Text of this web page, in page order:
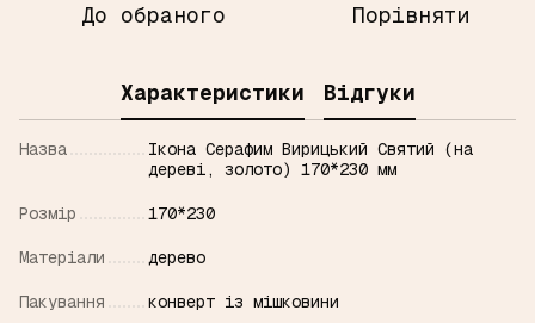
До обраного Порівняти
Характеристики Відгуки
Назва
Ікона Серафим Вирицький Святий (на
дереві, золото) 170*230 мм
Розмір 170*230
Матерiали дерево
Пакування конверт із мішковини